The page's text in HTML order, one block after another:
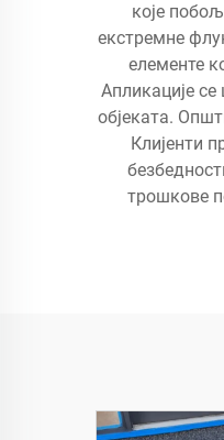
које
екстремне
елементе
Апликације
објеката.
Клијенти
трошкове